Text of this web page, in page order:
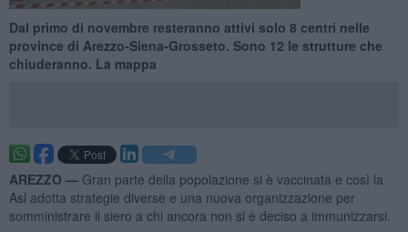
Dal primo di novembre resteranno attivi solo 8 centri nelle
province di Arezzo-Siena-Grosseto. Sono 12 le strutture che
chiuderanno. La mappa
AREZZO — Gran parte della popolazione si è vaccinata e così la
Asl adotta strategie diverse e una nuova organizzazione per
somministrare il siero a chi ancora non si è deciso a immunizzarsi.